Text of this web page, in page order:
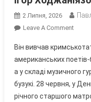
2 Липня, 2026
Leave A CommentOn
Та
На
Він вивчав
американських
а у складі музичного
бузукі. 28 червня, у
річного старшого